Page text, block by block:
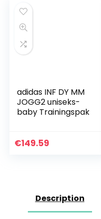
adidas INF DY MM
JOGG2 uniseks-
baby Trainingspak
€149.59
Description